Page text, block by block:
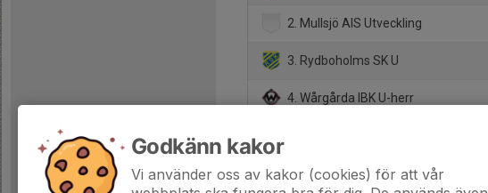
2. Mullsjö AIS Utveckling
3. Rydboholms SK U
4. Wårgårda IBK U-herr
6. Sandareds IBS U - Lag
Godkänn kakor
Vi använder oss av kakor (cookies) för att vår